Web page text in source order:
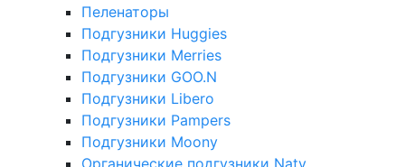
Пеленаторы
Подгузники Huggies
Подгузники Merries
Подгузники GOO.N
Подгузники Libero
Подгузники Pampers
Подгузники Moony
Органические подгузники Naty